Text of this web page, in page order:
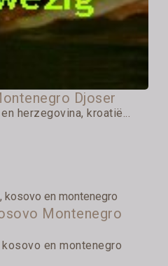
Djoser
herzegovina, kroatië...
Montenegro
en montenegro